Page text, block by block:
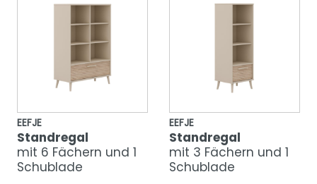
EEFJE
Standregal
mit 6 Fächern und 1
Schublade
EEFJE
Standregal
mit 3 Fächern und 1
Schublade